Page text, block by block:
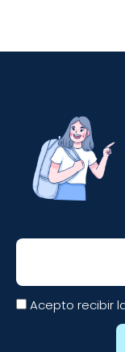
Email
Acepto recibir